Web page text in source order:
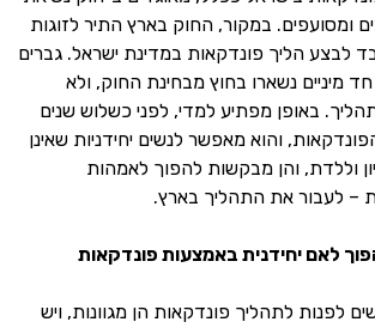
ומסועפים. במקור, החוק בארץ התיר לזוגות
לבצע הליך פונדקאות במדינת ישראל. גברים
חד מיניים נשארו בחוץ מבחינת החוק, ולא
באופן מפתיע למדי, לפני כשלוש שנים
והוא מאפשר לנשים יחידניות שאינן
וללדת, והן מבקשות להפוך לאמהות
– לעבור את התהליך בארץ.
לאם יחידנית באמצעות פונדקאות
לפנות לתהליך פונדקאות הן מגוונות, ויש